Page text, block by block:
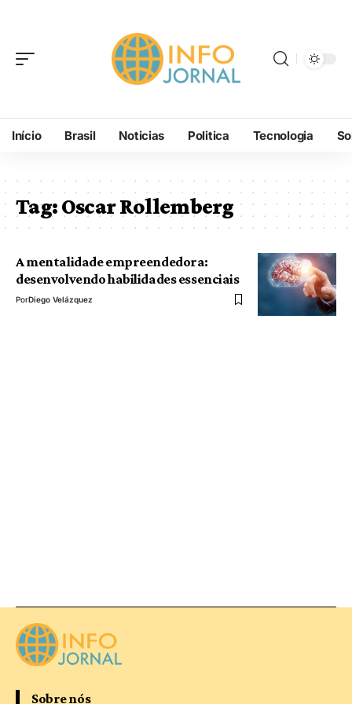
Início Brasil Noticias Politica Tecnologia
Tag:Oscar Rollemberg
A mentalidade empreendedora:
desenvolvendo habilidades essenciais
PorDiego Velázquez
Sobre nós